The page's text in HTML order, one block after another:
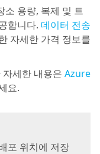
소 용량, 복제 및 트
합니다. 데이터 전송
자세한 가격 정보를
세한 내용은 Azure
요.
포 위치에 저장